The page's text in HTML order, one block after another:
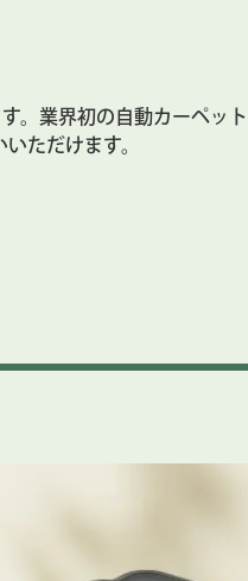
。業界初の自動カーペッ
ただけます。
を確認できるほか、進入
せるため、床をキレイに